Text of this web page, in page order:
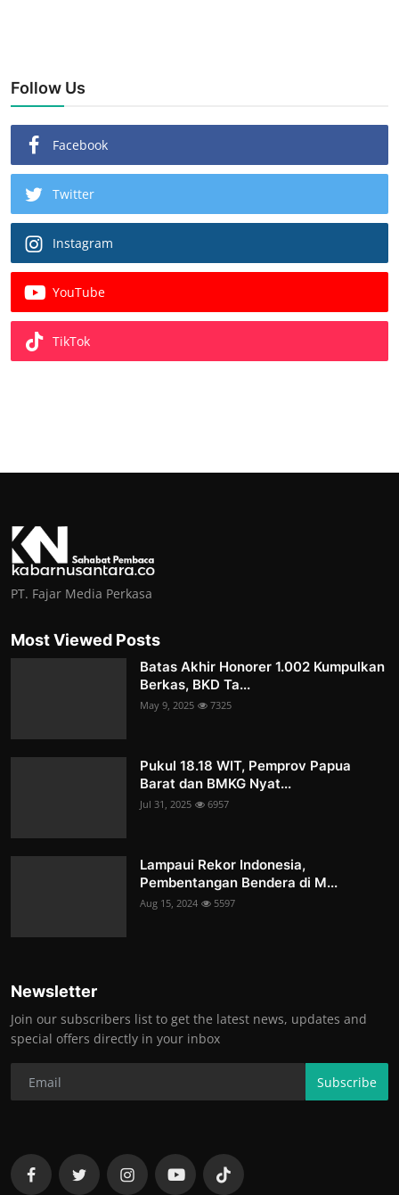
Follow Us
Facebook
Twitter
Instagram
YouTube
TikTok
PT. Fajar Media Perkasa
Most Viewed Posts
Batas Akhir Honorer 1.002 Kumpulkan
Berkas, BKD Ta...
May 9, 2025 7325
Pukul 18.18 WIT, Pemprov Papua
Barat dan BMKG Nyat...
Jul 31, 2025 6957
Lampaui Rekor Indonesia,
Pembentangan Bendera di M...
Aug 15, 2024 5597
Newsletter
Join our subscribers list to get the latest news, updates and
special offers directly in your inbox
Subscribe